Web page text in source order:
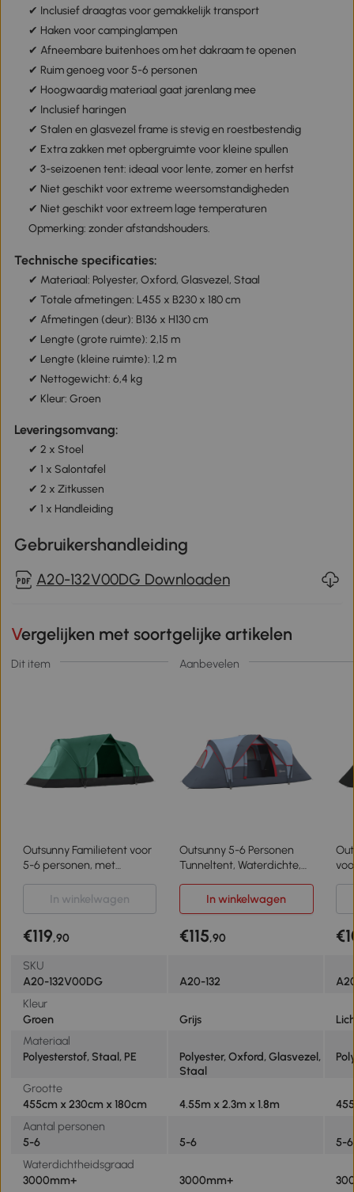
✔ Inclusief draagtas voor gemakkelijk transport
✔ Haken voor campinglampen
✔ Afneembare buitenhoes om het dakraam te openen
✔ Ruim genoeg voor 5-6 personen
✔ Hoogwaardig materiaal gaat jarenlang mee
✔ Inclusief haringen
✔ Stalen en glasvezel frame is stevig en roestbestendig
✔ Extra zakken met opbergruimte voor kleine spullen
✔ 3-seizoenen tent: ideaal voor lente, zomer en herfst
✔ Niet geschikt voor extreme weersomstandigheden
✔ Niet geschikt voor extreem lage temperaturen
Opmerking: zonder afstandshouders.
Technische specificaties:
✔ Materiaal: Polyester, Oxford, Glasvezel, Staal
✔ Totale afmetingen: L455 x B230 x 180 cm
✔ Afmetingen (deur): B136 x H130 cm
✔ Lengte (grote ruimte): 2,15 m
✔ Lengte (kleine ruimte): 1,2 m
✔ Nettogewicht: 6,4 kg
✔ Kleur: Groen
Leveringsomvang:
✔ 2 x Stoel
✔ 1 x Salontafel
✔ 2 x Zitkussen
✔ 1 x Handleiding
Gebruikershandleiding
A20-132V00DG Downloaden
Vergelijken met soortgelijke artikelen
Dit item Aanbevelen
Outsunny Familietent voor
5-6 personen, met
4,55x2,3x1,8m,
Groen/Zwart
Outsunny 5-6 Personen
Tunneltent, Waterdichte,
Campingtent voor Familie,
Polyester, Grijs
In winkelwagen In winkelwagen
€119,90 €115,90
SKU
A20-132V00DG
A20-132
Kleur
Groen
Grijs
Materiaal
Polyesterstof, Staal, PE
Polyester, Oxford, Glasvezel,
Staal
Grootte
455cm x 230cm x 180cm
4.55m x 2.3m x 1.8m
Aantal personen
5-6
5-6
5-6
Waterdichtheidsgraad
3000mm+
3000mm+